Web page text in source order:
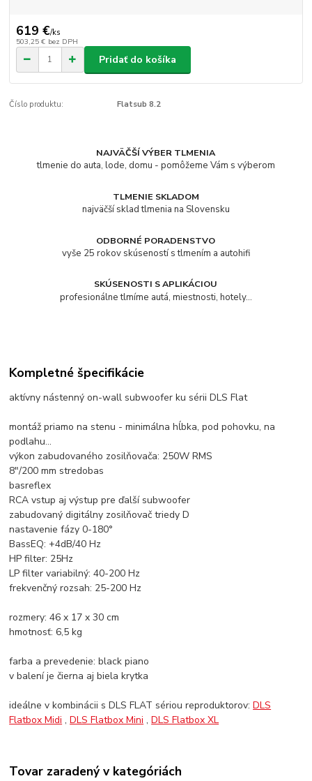
619 €/ks
503,25 € bez DPH
Pridať do košíka
Číslo produktu: Flatsub 8.2
NAJVÄČŠÍ VÝBER TLMENIA
tlmenie do auta, lode, domu - pomôžeme Vám s výberom
TLMENIE SKLADOM
najväčší sklad tlmenia na Slovensku
ODBORNÉ PORADENSTVO
vyše 25 rokov skúseností s tlmením a autohifi
SKÚSENOSTI S APLIKÁCIOU
profesionálne tlmíme autá, miestnosti, hotely...
Kompletné špecifikácie
aktívny nástenný on-wall subwoofer ku sérii DLS Flat
montáž priamo na stenu - minimálna hĺbka, pod pohovku, na
podlahu...
výkon zabudovaného zosilňovača: 250W RMS
8"/200 mm stredobas
basreflex
RCA vstup aj výstup pre ďalší subwoofer
zabudovaný digitálny zosilňovač triedy D
nastavenie fázy 0-180°
BassEQ: +4dB/40 Hz
HP filter: 25Hz
LP filter variabilný: 40-200 Hz
frekvenčný rozsah: 25-200 Hz
rozmery: 46 x 17 x 30 cm
hmotnosť: 6,5 kg
farba a prevedenie: black piano
v balení je čierna aj biela krytka
ideálne v kombinácii s DLS FLAT sériou reproduktorov:DLS
Flatbox Midi ,DLS Flatbox Mini ,DLS Flatbox XL
Tovar zaradený v kategóriách